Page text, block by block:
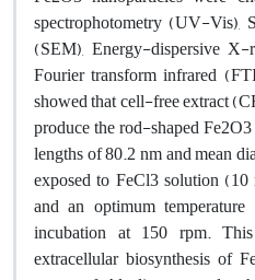
spectrophotometry (UV-Vis),
(SEM), Energy-dispersive
Fourier transform infrared
showed that cell-free extract
produce the rod-shaped
lengths of 80.2 nm and mean
exposed to FeCl3 solution
and an optimum
incubation at 150 rpm.
extracellular biosynthesis of